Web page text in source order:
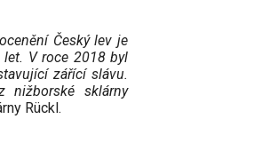
Český lev je
V roce 2018 byl
zářící slávu.
sklárny
Rückl.